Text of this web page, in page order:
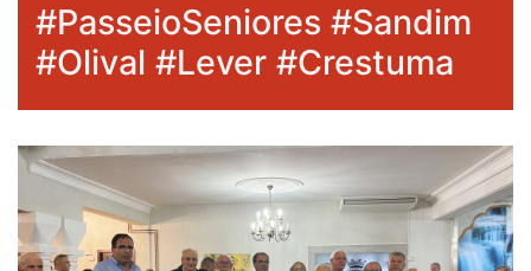
#PasseioSeniores #Sandim
#Olival #Lever #Crestuma